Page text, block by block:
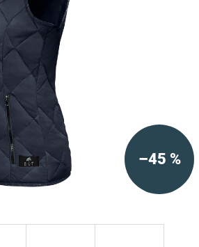
–45 %